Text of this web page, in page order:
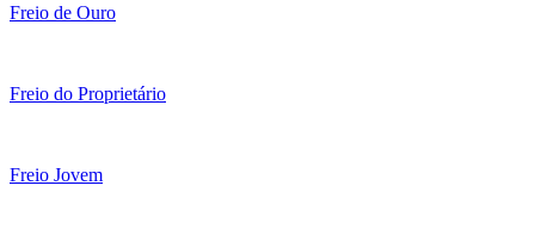
Freio de Ouro
Freio do Proprietário
Freio Jovem